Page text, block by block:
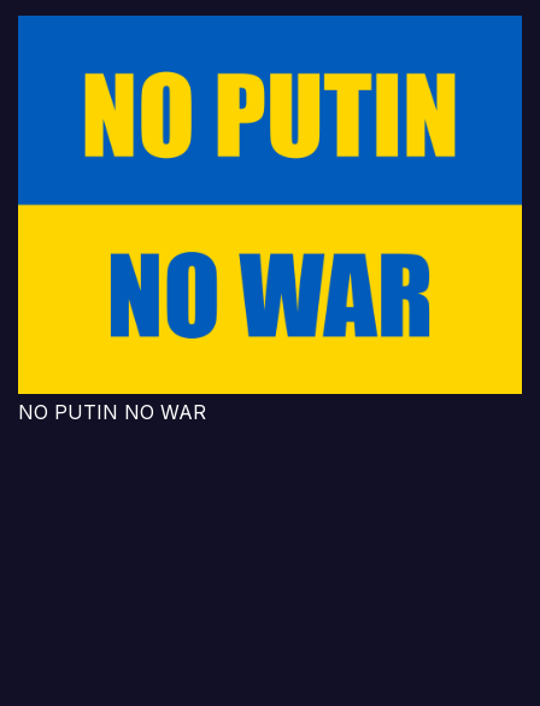
NO PUTIN NO WAR